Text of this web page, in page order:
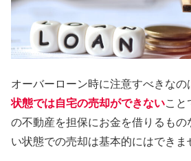
オーバーローン時に注意すべきなの
状態では自宅の売却ができないこと
の不動産を担保にお金を借りるもの
い状態での売却は基本的にはできま